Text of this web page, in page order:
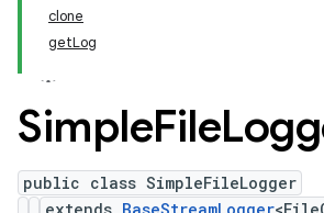
clone
getLog
SimpleFile
public class SimpleFileLogger